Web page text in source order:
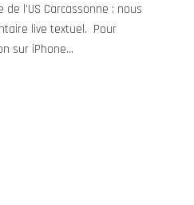
l’US Carcassonne : nous
live textuel. Pour
sur iPhone...